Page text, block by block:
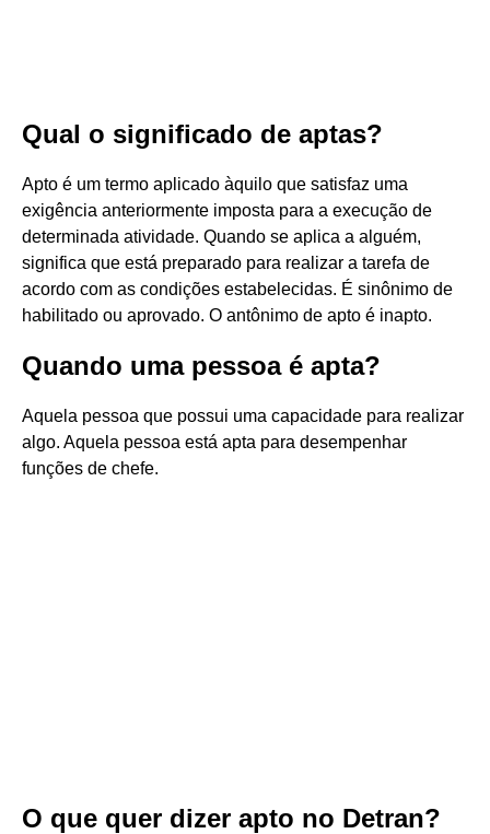
Qual o significado de aptas?
Apto é um termo aplicado àquilo que satisfaz uma
exigência anteriormente imposta para a execução de
determinada atividade. Quando se aplica a alguém,
significa que está preparado para realizar a tarefa de
acordo com as condições estabelecidas. É sinônimo de
habilitado ou aprovado. O antônimo de apto é inapto.
Quando uma pessoa é apta?
Aquela pessoa que possui uma capacidade para realizar
algo. Aquela pessoa está apta para desempenhar
funções de chefe.
O que quer dizer apto no Detran?